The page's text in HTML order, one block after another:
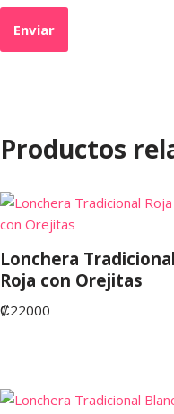
Productos
Lonchera Tradicional
Roja con Orejitas
₡22000